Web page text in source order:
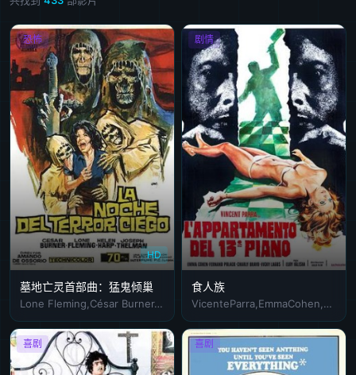
恐怖
HD
墓地亡灵首部曲：猛鬼倾巢
Lone Fleming,César Burner,María Elena Arpón
剧情
食人族
VicenteParra,EmmaCohen,EusebioPoncela
喜剧 喜剧